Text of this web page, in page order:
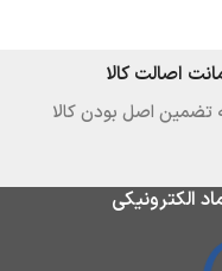
اصالت کالا
تضمین اصل بودن کالا
الکترونیکی